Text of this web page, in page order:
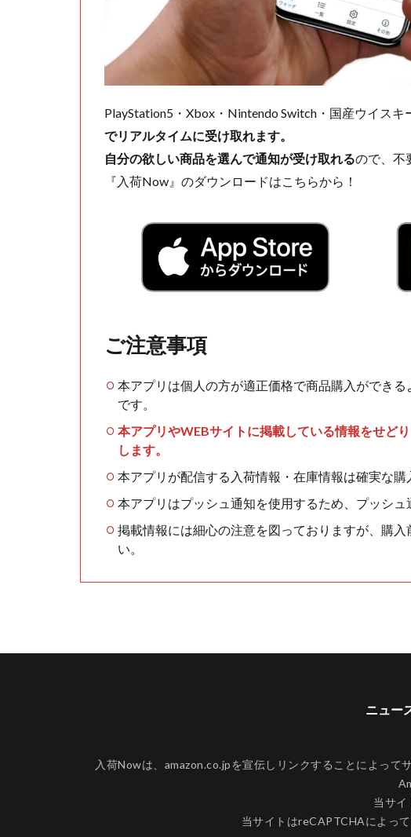
PlayStation5・Xbox・Nintendo Switch・国産ウイスキ
でリアルタイムに受け取れます。
自分の欲しい商品を選んで通知が受け取れるので、不
『入荷Now』のダウンロードはこちらから！
ご注意事項
本アプリは個人の方が適正価格で商品購入ができ
です。
本アプリやWEBサイトに掲載している情報をせど
します。
本アプリが配信する入荷情報・在庫情報は確実な購
本アプリはプッシュ通知を使用するため、プッシュ
掲載情報には細心の注意を図っておりますが、購
い。
ニュー
入荷Nowは、amazon.co.jpを宣伝しリンクすることによって
当サイ
当サイトはreCAPTCHAによっ